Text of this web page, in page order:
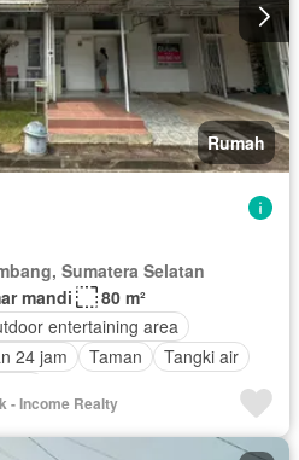
Rumah
Sumatera Selatan
mandi
80 m²
entertaining area
24 jam Taman
Tangki air
- Income Realty